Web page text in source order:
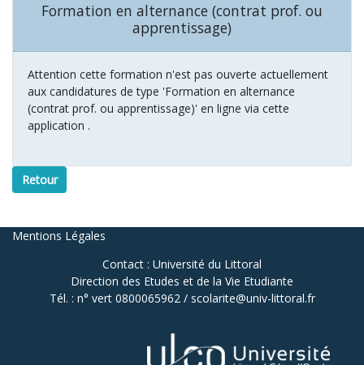
Formation en alternance (contrat prof. ou
apprentissage)
Attention cette formation n'est pas ouverte actuellement
aux candidatures de type 'Formation en alternance
(contrat prof. ou apprentissage)' en ligne via cette
application .
Retour
Mentions Légales
Contact : Université du Littoral
Direction des Etudes et de la Vie Etudiante
Tél. : n° vert 0800065962 / scolarite@univ-littoral.fr